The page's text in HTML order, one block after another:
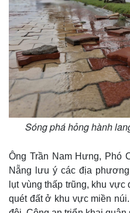
Sóng phá hỏng hành
Ông Trần Nam Hưng, Phó
Nẵng lưu ý các địa
lụt vùng thấp trũng, khu
quét đất ở khu vực miền